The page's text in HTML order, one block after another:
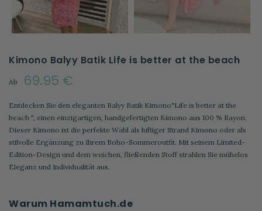
Kimono Balyy Batik Life is better at the beach
Ab 69.95 €
Entdecken Sie den eleganten Balyy Batik Kimono"Life is better at the
beach ", einen einzigartigen, handgefertigten Kimono aus 100 % Rayon.
Dieser Kimono ist die perfekte Wahl als luftiger Strand Kimono oder als
stilvolle Ergänzung zu Ihrem Boho-Sommeroutfit. Mit seinem Limited-
Edition-Design und dem weichen, fließenden Stoff strahlen Sie mühelos
Eleganz und Individualität aus.
Warum Hamamtuch.de